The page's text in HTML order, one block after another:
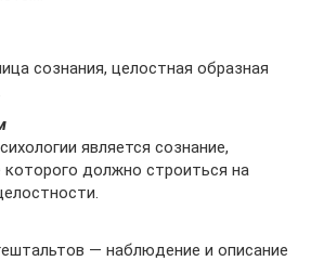
сознания, целостная образная
является сознание,
которого должно строиться на
— наблюдение и описание